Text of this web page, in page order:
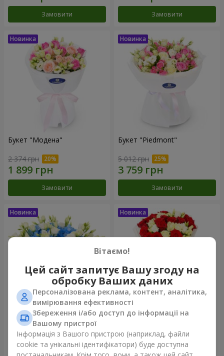
Замовити Замовити
Букет "Модена"
2 374 грн
Замовити
Букет "Piedmont"
5 012 грн
Замовити
Композиція "Сільвія"
3 713 грн
Букет "Katarina"
2 749 грн
Вітаємо!
Цей сайт запитує Вашу згоду на
обробку Ваших даних
Персоналізована реклама, контент, аналітика,
вимірювання ефективності
Збереження і/або доступ до інформації на
Вашому пристрої
Інформація з Вашого пристрою (наприклад, файли
cookie та унікальні ідентифікатори) буде доступна